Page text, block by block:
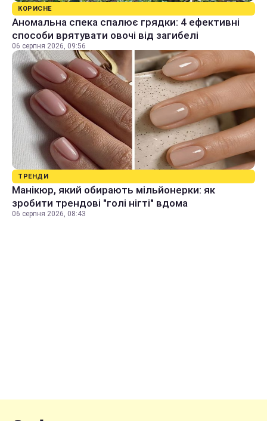
КОРИСНЕ
Аномальна спека спалює грядки: 4 ефективні
способи врятувати овочі від загибелі
06 серпня 2026, 09:56
ТРЕНДИ
Манікюр, який обирають мільйонерки: як
зробити трендові "голі нігті" вдома
06 серпня 2026, 08:43